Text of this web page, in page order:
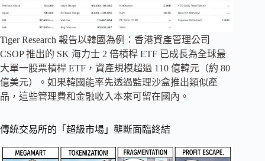
Tiger Research 報告以韓國為例：香港資產管理公司
CSOP 推出的 SK 海力士 2 倍槓桿 ETF 已成長為全球最
大單一股票槓桿 ETF，資產規模超過 110 億韓元（約 80
億美元）。如果韓國能率先透過監理沙盒推出類似產
品，這些管理費和金融收入本來可留在國內。
傳統交易所的「超級市場」壟斷面臨終結